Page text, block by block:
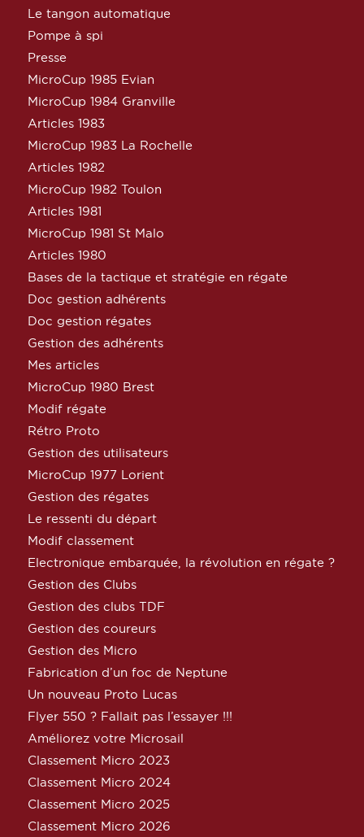
Le tangon automatique
Pompe à spi
Presse
MicroCup 1985 Evian
MicroCup 1984 Granville
Articles 1983
MicroCup 1983 La Rochelle
Articles 1982
MicroCup 1982 Toulon
Articles 1981
MicroCup 1981 St Malo
Articles 1980
Bases de la tactique et stratégie en régate
Doc gestion adhérents
Doc gestion régates
Gestion des adhérents
Mes articles
MicroCup 1980 Brest
Modif régate
Rétro Proto
Gestion des utilisateurs
MicroCup 1977 Lorient
Gestion des régates
Le ressenti du départ
Modif classement
Electronique embarquée, la révolution en régate ?
Gestion des Clubs
Gestion des clubs TDF
Gestion des coureurs
Gestion des Micro
Fabrication d’un foc de Neptune
Un nouveau Proto Lucas
Flyer 550 ? Fallait pas l’essayer !!!
Améliorez votre Microsail
Classement Micro 2023
Classement Micro 2024
Classement Micro 2025
Classement Micro 2026